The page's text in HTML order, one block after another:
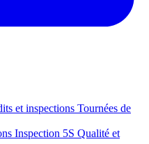
et inspections Tournées de
Inspection 5S Qualité et